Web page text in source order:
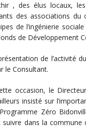
, des élus locaux,
des associations
de l’ingénierie sociale
de Développement
de l’activité
le Consultant.
occasion, le
insisté sur
Zéro
dans la